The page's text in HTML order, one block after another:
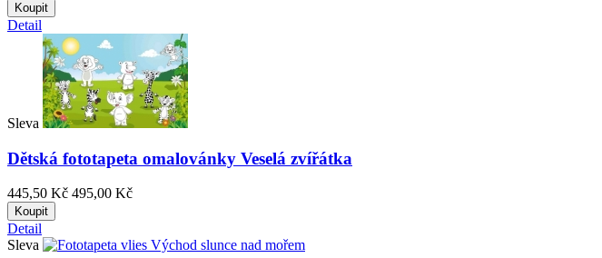
Koupit
Detail
Sleva
Dětská fototapeta omalovánky Veselá zvířátka
445,50 Kč 495,00 Kč
Koupit
Detail
Sleva